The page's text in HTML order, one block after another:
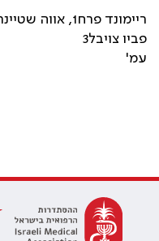
פביו צויבל3
עמ'